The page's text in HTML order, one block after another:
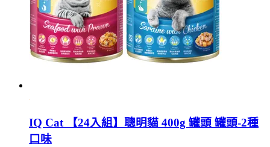
IQ Cat 【24入組】聰明貓 400g 罐頭 罐頭-2種
口味